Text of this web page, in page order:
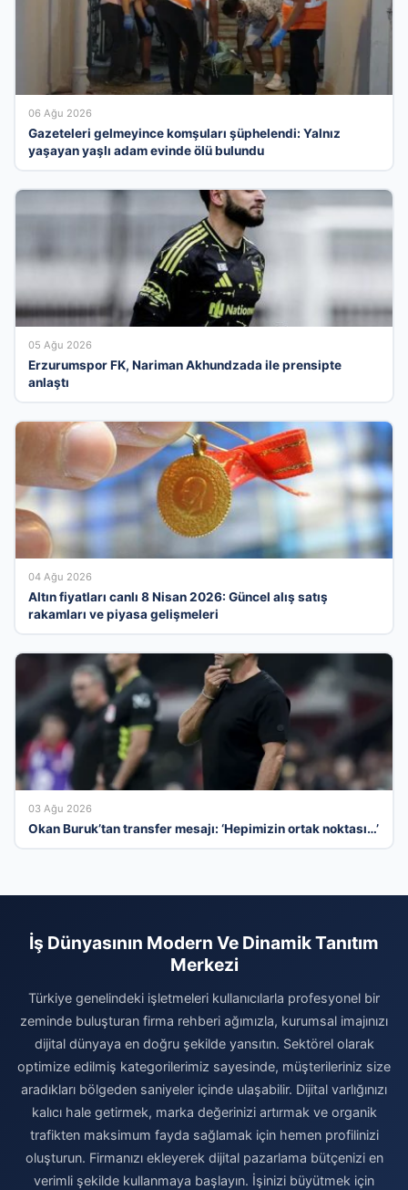
06 Ağu 2026
Gazeteleri gelmeyince komşuları şüphelendi: Yalnız
yaşayan yaşlı adam evinde ölü bulundu
05 Ağu 2026
Erzurumspor FK, Nariman Akhundzada ile prensipte
anlaştı
04 Ağu 2026
Altın fiyatları canlı 8 Nisan 2026: Güncel alış satış
rakamları ve piyasa gelişmeleri
03 Ağu 2026
Okan Buruk’tan transfer mesajı: ‘Hepimizin ortak noktası…’
İş Dünyasının Modern Ve Dinamik Tanıtım
Merkezi
Türkiye genelindeki işletmeleri kullanıcılarla profesyonel bir
zeminde buluşturan firma rehberi ağımızla, kurumsal imajınızı
dijital dünyaya en doğru şekilde yansıtın. Sektörel olarak
optimize edilmiş kategorilerimiz sayesinde, müşterileriniz size
aradıkları bölgeden saniyeler içinde ulaşabilir. Dijital varlığınızı
kalıcı hale getirmek, marka değerinizi artırmak ve organik
trafikten maksimum fayda sağlamak için hemen profilinizi
oluşturun. Firmanızı ekleyerek dijital pazarlama bütçenizi en
verimli şekilde kullanmaya başlayın. İşinizi büyütmek için